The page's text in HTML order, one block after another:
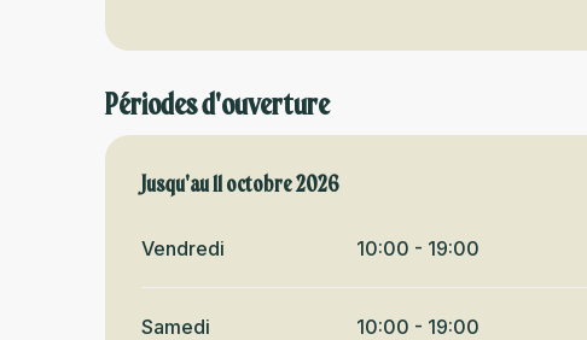
Périodes d'ouverture
Du19 juin 2026au11 octobre 2026
Jusqu'au11 octobre 2026
Vendredi 10:00 - 19:00
Samedi 10:00 - 19:00